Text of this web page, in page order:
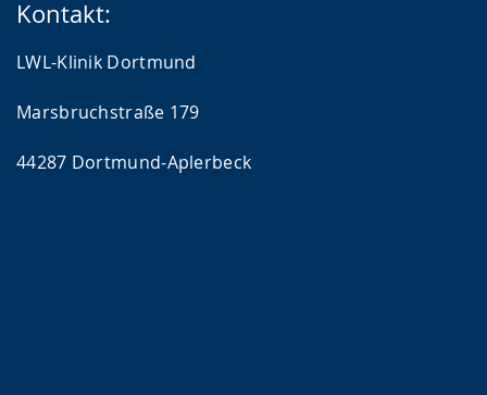
Kontakt:
LWL-Klinik Dortmund
Marsbruchstraße 179
44287 Dortmund-Aplerbeck